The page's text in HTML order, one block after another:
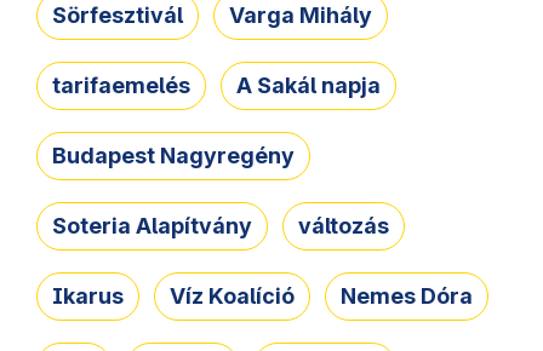
Sörfesztivál Varga Mihály
tarifaemelés A Sakál napja
Budapest Nagyregény
Soteria Alapítvány változás
Ikarus Víz Koalíció Nemes Dóra